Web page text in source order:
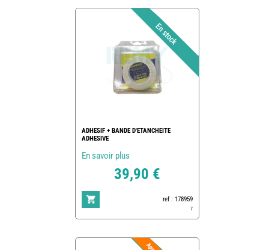
ADHESIF + BANDE D'ETANCHEITE
ADHESIVE
En savoir plus
39,90 €
ref : 178959
7